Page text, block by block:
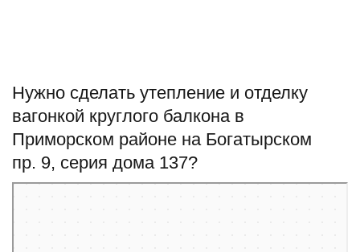
Нужно сделать утепление и отделку
вагонкой круглого балкона в
Приморском районе на Богатырском
пр. 9, серия дома 137?